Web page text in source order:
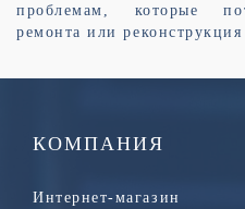
проблемам, которые
ремонта или реконструкция
КОМПАНИЯ
Интернет-магазин